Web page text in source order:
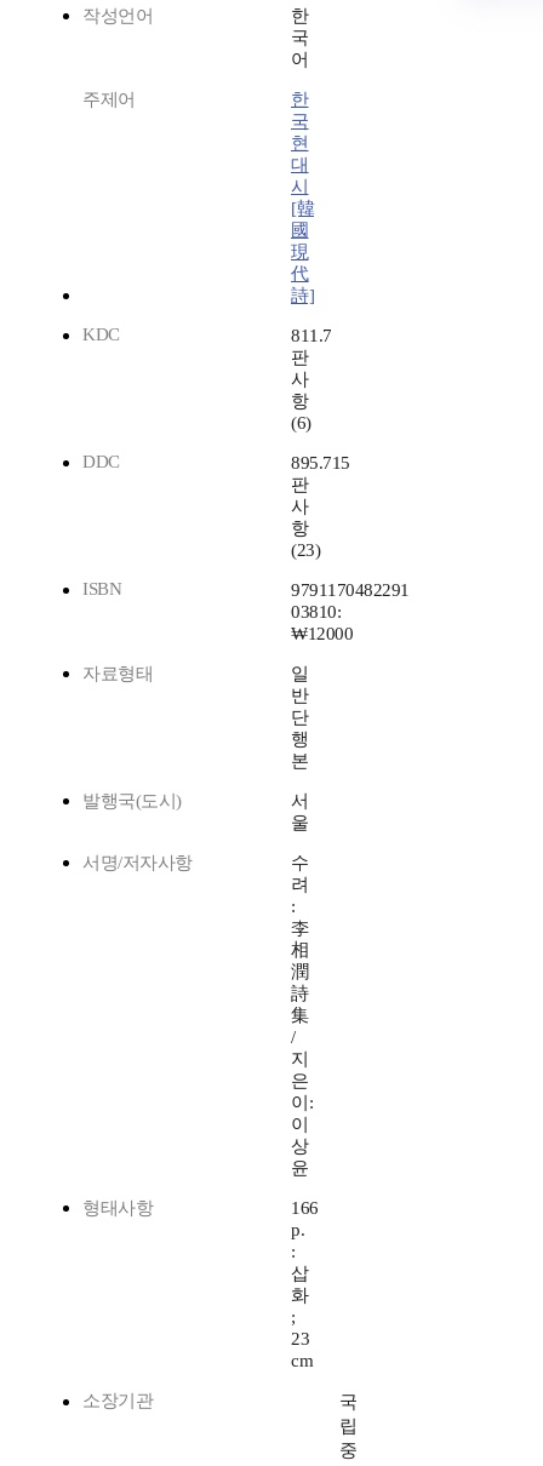
작성언어
한
국
어
주제어
한
국
현
대
시
[韓
國
現
代
詩]
KDC
811.7
판
사
항
(6)
DDC
895.715
판
사
항
(23)
ISBN
9791170482291
03810:
₩12000
자료형태
일
반
단
행
본
발행국(도시)
서
울
서명/저자사항
수
려
:
李
相
潤
詩
集
/
지
은
이:
이
상
윤
형태사항
166
p.
:
삽
화
;
23
cm
소장기관
국
립
중